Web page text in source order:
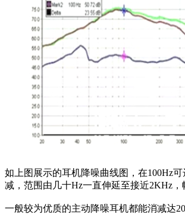
如上图展示的耳机降噪曲线图，在100Hz可
减，范围由几十Hz一直伸延至接近2KHz，
一般较为优质的主动降噪耳机都能消减达